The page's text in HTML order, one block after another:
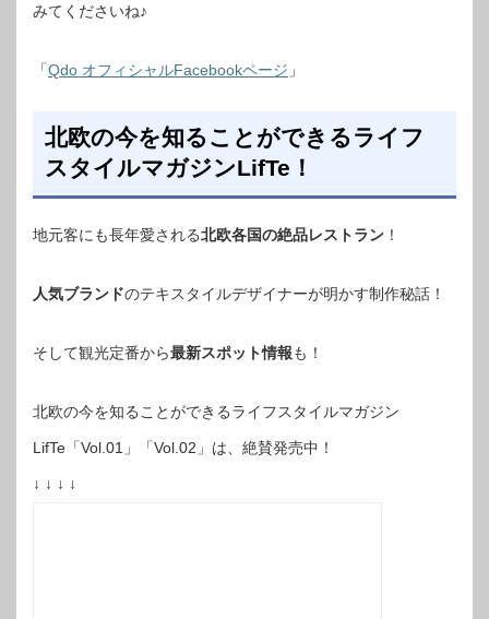
みてくださいね♪
「Qdo オフィシャルFacebookページ 」
北欧の今を知ることができるライフ
スタイルマガジンLifTe！
地元客にも長年愛される北欧各国の絶品レストラン ！
人気ブランドのテキスタイルデザイナーが明かす制作秘話！
そして観光定番から最新スポット情報も！
北欧の今を知ることができるライフスタイルマガジン
LifTe「Vol.01」「Vol.02」は、絶賛発売中！
↓ ↓ ↓ ↓